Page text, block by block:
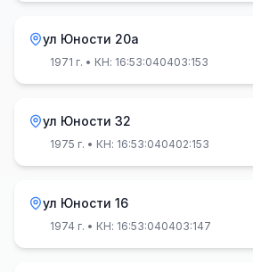
ул Юности 20а
1971 г. • КН: 16:53:040403:153
ул Юности 32
1975 г. • КН: 16:53:040402:153
ул Юности 16
1974 г. • КН: 16:53:040403:147